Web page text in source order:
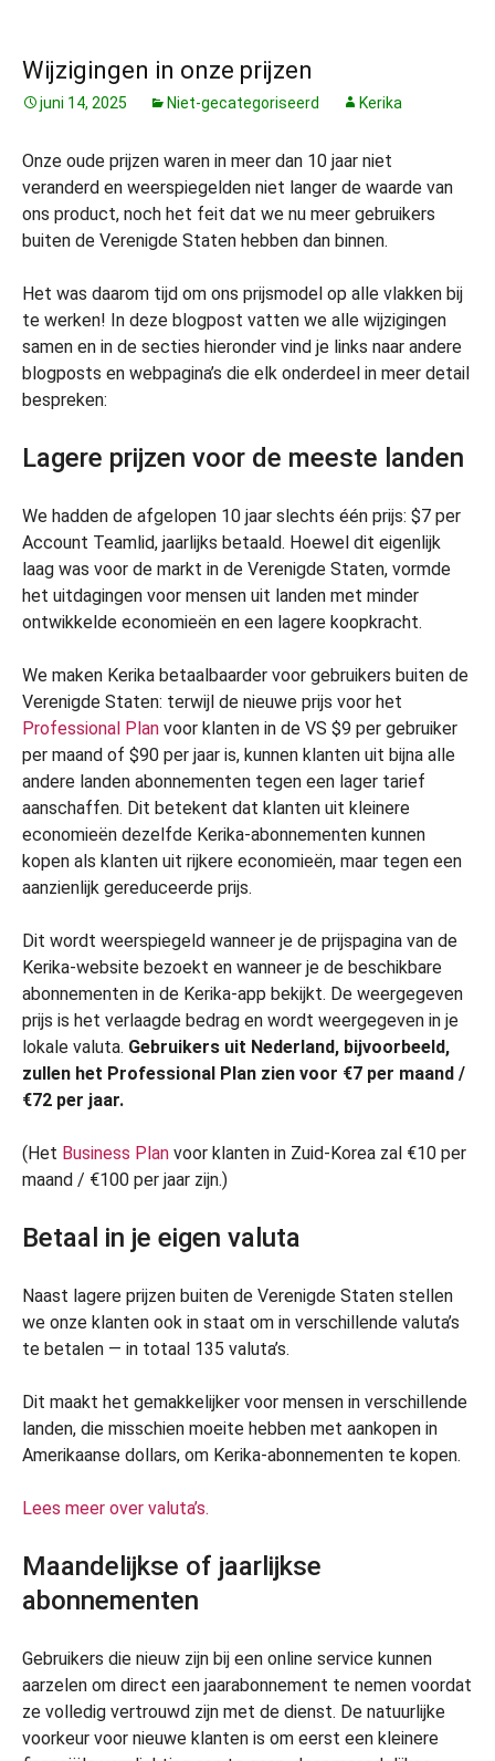
Wijzigingen in onze prijzen
juni 14, 2025 Niet-gecategoriseerd Kerika
Onze oude prijzen waren in meer dan 10 jaar niet
veranderd en weerspiegelden niet langer de waarde van
ons product, noch het feit dat we nu meer gebruikers
buiten de Verenigde Staten hebben dan binnen.
Het was daarom tijd om ons prijsmodel op alle vlakken bij
te werken! In deze blogpost vatten we alle wijzigingen
samen en in de secties hieronder vind je links naar andere
blogposts en webpagina’s die elk onderdeel in meer detail
bespreken:
Lagere prijzen voor de meeste landen
We hadden de afgelopen 10 jaar slechts één prijs: $7 per
Account Teamlid, jaarlijks betaald. Hoewel dit eigenlijk
laag was voor de markt in de Verenigde Staten, vormde
het uitdagingen voor mensen uit landen met minder
ontwikkelde economieën en een lagere koopkracht.
We maken Kerika betaalbaarder voor gebruikers buiten de
Verenigde Staten: terwijl de nieuwe prijs voor het
Professional Plan voor klanten in de VS $9 per gebruiker
per maand of $90 per jaar is, kunnen klanten uit bijna alle
andere landen abonnementen tegen een lager tarief
aanschaffen. Dit betekent dat klanten uit kleinere
economieën dezelfde Kerika-abonnementen kunnen
kopen als klanten uit rijkere economieën, maar tegen een
aanzienlijk gereduceerde prijs.
Dit wordt weerspiegeld wanneer je de prijspagina van de
Kerika-website bezoekt en wanneer je de beschikbare
abonnementen in de Kerika-app bekijkt. De weergegeven
prijs is het verlaagde bedrag en wordt weergegeven in je
lokale valuta. Gebruikers uit Nederland, bijvoorbeeld,
zullen het Professional Plan zien voor €7 per maand /
€72 per jaar.
(Het Business Plan voor klanten in Zuid-Korea zal €10 per
maand / €100 per jaar zijn.)
Betaal in je eigen valuta
Naast lagere prijzen buiten de Verenigde Staten stellen
we onze klanten ook in staat om in verschillende valuta’s
te betalen — in totaal 135 valuta’s.
Dit maakt het gemakkelijker voor mensen in verschillende
landen, die misschien moeite hebben met aankopen in
Amerikaanse dollars, om Kerika-abonnementen te kopen.
Lees meer over valuta’s.
Maandelijkse of jaarlijkse
abonnementen
Gebruikers die nieuw zijn bij een online service kunnen
aarzelen om direct een jaarabonnement te nemen voordat
ze volledig vertrouwd zijn met de dienst. De natuurlijke
voorkeur voor nieuwe klanten is om eerst een kleinere